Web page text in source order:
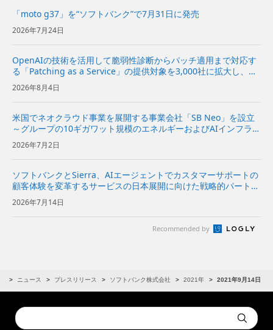
「moto g37」を“ソフトバンク”で7月31日に発売
2026年7月24日
OpenAIの技術を活用して脆弱性診断からパッチ適用まで対応す
る「Patching as a Service」の提供対象を3,000社に拡大し、本
格的に提供開始〜日本の重要インフラを支えるシステムをサイバ
ー攻撃から防御〜 | 企業・IR |...
2026年8月4日
米国でネオクラウド事業を展開する事業会社「SB Neo」を設立
～グループの10ギガワット規模のエネルギーおよびAIインフラを
基に、米国の企業向けにネオクラウドサービスを提供～
2026年7月2日
ソフトバンクとSierra、AIエージェントでカスタマーサポートの
顧客体験を変革するサービスの日本展開に向けた戦略的パートナ
ーシップ契約を締結〜Sierraの対話型AIプラットフォームをソフ
トバンクが日本市場で独占販売代理店として販売開始〜...
2026年7月14日
Recommended by
ニュース プレスリリース ソフトバンク株式会社 2021年 2021年9月14日
Conduct
a
Submit